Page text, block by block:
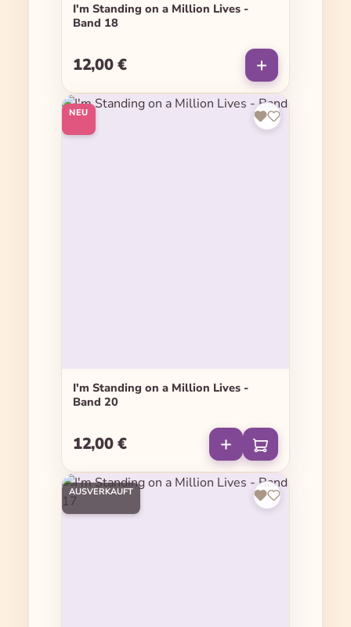
I'm Standing on a Million Lives -
Band 18
Regulärer Preis:
12,00 €
NEU
I'm Standing on a Million Lives -
Band 20
Regulärer Preis:
12,00 €
AUSVERKAUFT